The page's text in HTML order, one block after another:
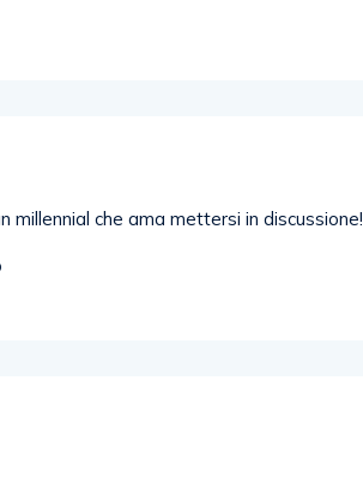
millennial che ama mettersi in discussione!